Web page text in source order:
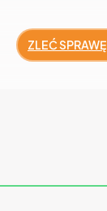
ZLEĆ SPRAWĘ